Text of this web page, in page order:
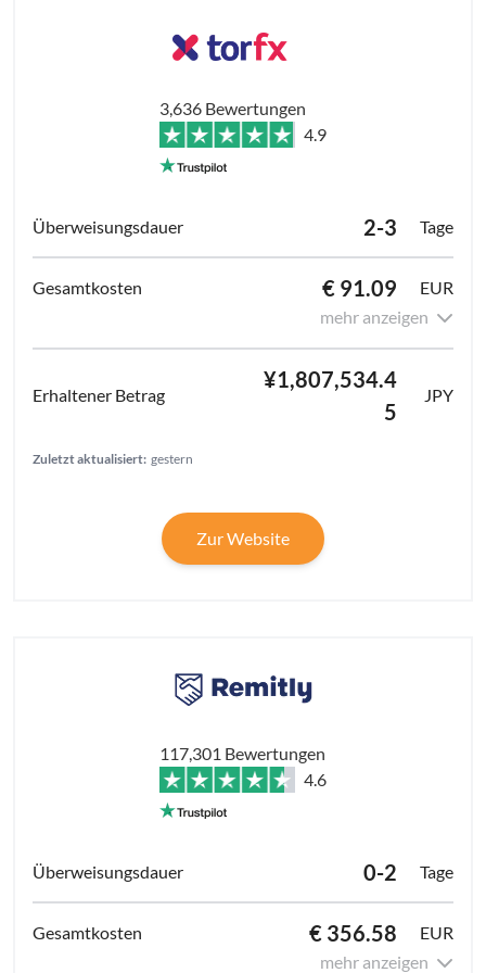
3,636 Bewertungen
4.9
2-3 Tage
€ 91.09
EUR
mehr anzeigen
¥1,807,534.4
5
JPY
Zuletzt aktualisiert: gestern
Zur Website
117,301 Bewertungen
4.6
0-2 Tage
€ 356.58
EUR
mehr anzeigen